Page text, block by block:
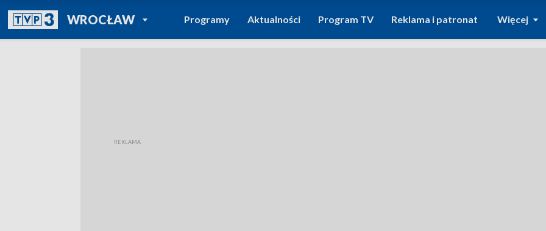
WROCŁAWPOWRÓT DO
TVP REGIONY
Programy Aktualności Program TV Reklama i patronat Więcej